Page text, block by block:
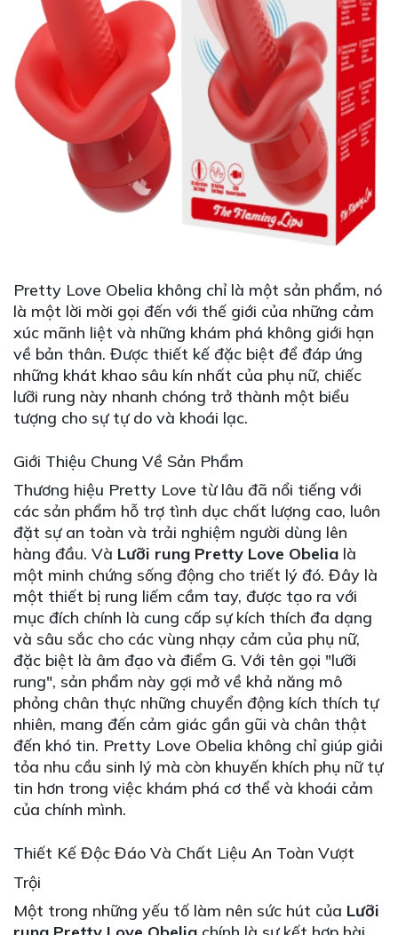
Pretty Love Obelia không chỉ là một sản phẩm, nó
là một lời mời gọi đến với thế giới của những cảm
xúc mãnh liệt và những khám phá không giới hạn
về bản thân. Được thiết kế đặc biệt để đáp ứng
những khát khao sâu kín nhất của phụ nữ, chiếc
lưỡi rung này nhanh chóng trở thành một biểu
tượng cho sự tự do và khoái lạc.
Giới Thiệu Chung Về Sản Phẩm
Thương hiệu Pretty Love từ lâu đã nổi tiếng với
các sản phẩm hỗ trợ tình dục chất lượng cao, luôn
đặt sự an toàn và trải nghiệm người dùng lên
hàng đầu. Và Lưỡi rung Pretty Love Obelia là
một minh chứng sống động cho triết lý đó. Đây là
một thiết bị rung liếm cầm tay, được tạo ra với
mục đích chính là cung cấp sự kích thích đa dạng
và sâu sắc cho các vùng nhạy cảm của phụ nữ,
đặc biệt là âm đạo và điểm G. Với tên gọi "lưỡi
rung", sản phẩm này gợi mở về khả năng mô
phỏng chân thực những chuyển động kích thích tự
nhiên, mang đến cảm giác gần gũi và chân thật
đến khó tin. Pretty Love Obelia không chỉ giúp giải
tỏa nhu cầu sinh lý mà còn khuyến khích phụ nữ tự
tin hơn trong việc khám phá cơ thể và khoái cảm
của chính mình.
Thiết Kế Độc Đáo Và Chất Liệu An Toàn Vượt
Trội
Một trong những yếu tố làm nên sức hút của Lưỡi